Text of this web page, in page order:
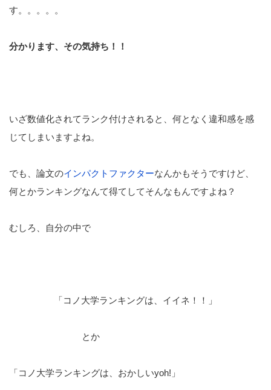
す。。。。。
分かります、その気持ち！！
いざ数値化されてランク付けされると、何となく違和感を感
じてしまいますよね。
でも、論文のインパクトファクターなんかもそうですけど、
何とかランキングなんて得てしてそんなもんですよね？
むしろ、自分の中で
「コノ大学ランキングは、イイネ！！」
とか
「コノ大学ランキングは、おかしいyoh!」